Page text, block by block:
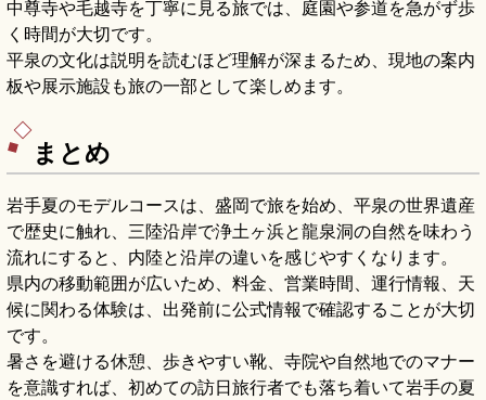
中尊寺や毛越寺を丁寧に見る旅では、庭園や参道を急がず歩
く時間が大切です。
平泉の文化は説明を読むほど理解が深まるため、現地の案内
板や展示施設も旅の一部として楽しめます。
まとめ
岩手夏のモデルコースは、盛岡で旅を始め、平泉の世界遺産
で歴史に触れ、三陸沿岸で浄土ヶ浜と龍泉洞の自然を味わう
流れにすると、内陸と沿岸の違いを感じやすくなります。
県内の移動範囲が広いため、料金、営業時間、運行情報、天
候に関わる体験は、出発前に公式情報で確認することが大切
です。
暑さを避ける休憩、歩きやすい靴、寺院や自然地でのマナー
を意識すれば、初めての訪日旅行者でも落ち着いて岩手の夏